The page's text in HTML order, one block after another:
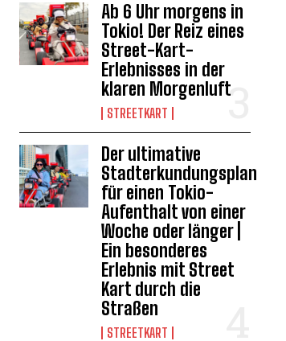
Ab 6 Uhr morgens in
Tokio! Der Reiz eines
Street-Kart-
Erlebnisses in der
klaren Morgenluft
STREETKART
Der ultimative
Stadterkundungsplan
für einen Tokio-
Aufenthalt von einer
Woche oder länger |
Ein besonderes
Erlebnis mit Street
Kart durch die
Straßen
STREETKART